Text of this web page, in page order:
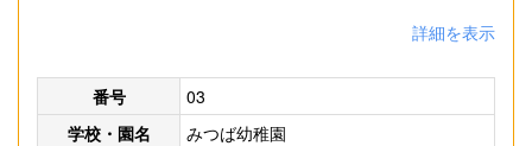
詳細を表示
番号
03
学校・園名
みつば幼稚園